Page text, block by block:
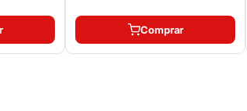
Comprar